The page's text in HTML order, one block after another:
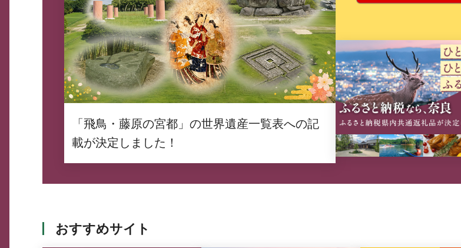
「飛鳥・藤原の宮都」の世界遺産一覧表への記
載が決定しました！
おすすめサイト